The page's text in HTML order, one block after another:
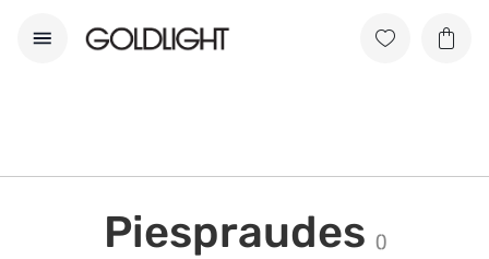
Piespraudes ()